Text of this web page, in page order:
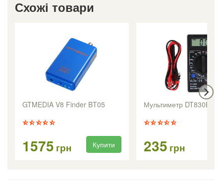
Схожі товари
GTMEDIA V8 Finder BT05
1575 грн Купити
Мультиметр DT830B
235 грн